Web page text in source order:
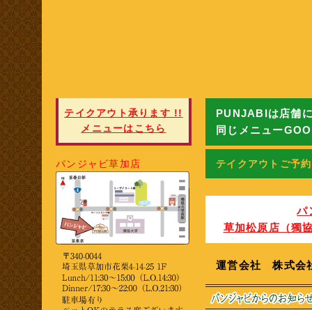
PUNJABIは店舗
同じメニュー
テイクアウトご予
パ
草加松原店（獨
運営会社 株式会
テイクアウト承ります !!
メニューはこちら
パンジャビ草加店